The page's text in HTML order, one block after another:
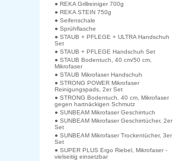
● REKA Grillreiniger 700g
● REKA STEIN 750g
● Seifenschale
● Sprühflasche
● STAUB + PFLEGE + ULTRA Handschuh
Set
● STAUB + PFLEGE Handschuh Set
● STAUB Bodentuch, 40 cm/50 cm,
Mikrofaser
● STAUB Mikrofaser Handschuh
● STRONG POWER Mikrofaser
Reinigungspads, 2er Set
● STRONG Bodentuch, 40 cm, Mikrofaser
gegen hartnäckigen Schmutz
● SUNBEAM Mikrofaser Geschirrtuch
● SUNBEAM Mikrofaser Geschirrtücher, 2er
Set
● SUNBEAM Mikrofaser Trockentücher, 3er
Set
● SUPER PLUS Ergo Riebel, Mikrofaser -
vielseitig einsetzbar